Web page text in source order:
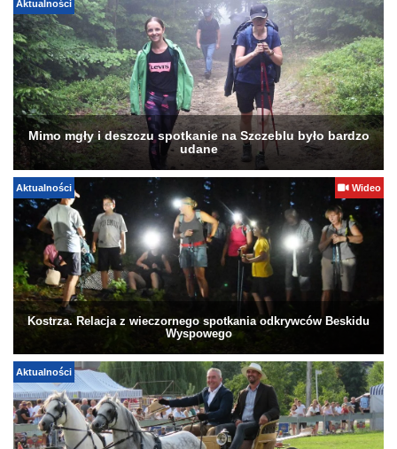
Aktualności
Mimo mgły i deszczu spotkanie na Szczeblu było bardzo
udane
Aktualności Wideo
Kostrza. Relacja z wieczornego spotkania odkrywców Beskidu
Wyspowego
Aktualności